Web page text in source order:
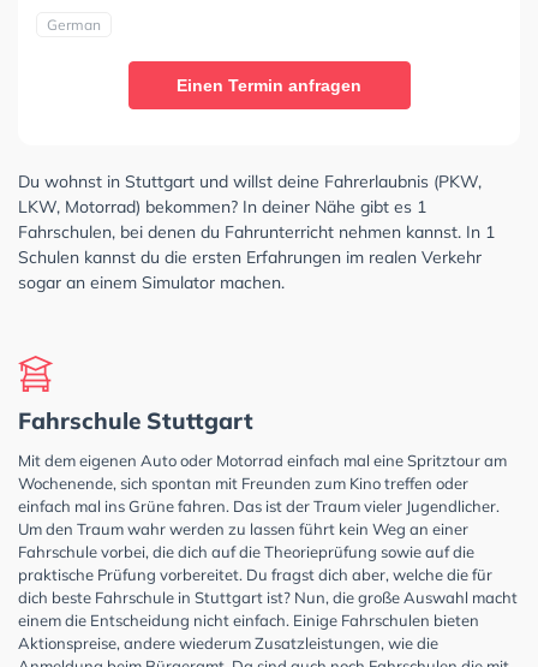
German
Einen Termin anfragen
Du wohnst in Stuttgart und willst deine Fahrerlaubnis (PKW,
LKW, Motorrad) bekommen? In deiner Nähe gibt es 1
Fahrschulen, bei denen du Fahrunterricht nehmen kannst. In 1
Schulen kannst du die ersten Erfahrungen im realen Verkehr
sogar an einem Simulator machen.
Fahrschule Stuttgart
Mit dem eigenen Auto oder Motorrad einfach mal eine Spritztour am
Wochenende, sich spontan mit Freunden zum Kino treffen oder
einfach mal ins Grüne fahren. Das ist der Traum vieler Jugendlicher.
Um den Traum wahr werden zu lassen führt kein Weg an einer
Fahrschule vorbei, die dich auf die Theorieprüfung sowie auf die
praktische Prüfung vorbereitet. Du fragst dich aber, welche die für
dich beste Fahrschule in Stuttgart ist? Nun, die große Auswahl macht
einem die Entscheidung nicht einfach. Einige Fahrschulen bieten
Aktionspreise, andere wiederum Zusatzleistungen, wie die